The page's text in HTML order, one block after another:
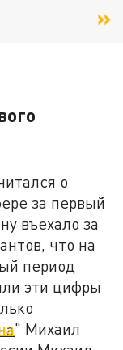
о
за первый
въехало за
что на
период
эти цифры
" Михаил